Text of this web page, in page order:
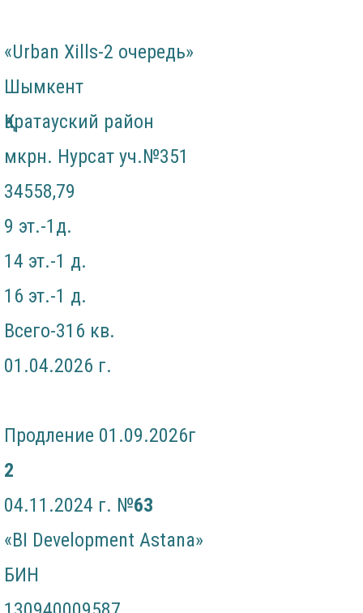
«Urban Xills-2 очередь»
Шымкент
Қаратауский район
мкрн. Нурсат уч.№351
34558,79
9 эт.-1д.
14 эт.-1 д.
16 эт.-1 д.
Всего-316 кв.
01.04.2026 г.
Продление 01.09.2026г
2
04.11.2024 г. №63
«BI Development Astana»
БИН